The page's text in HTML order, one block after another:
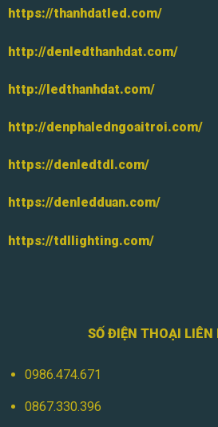
https://thanhdatled.com/
http://denledthanhdat.com/
http://ledthanhdat.com/
http://denphaledngoaitroi.com/
https://denledtdl.com/
https://denledduan.com/
https://tdllighting.com/
SỐ ĐIỆN THOẠI LIÊN
0986.474.671
0867.330.396